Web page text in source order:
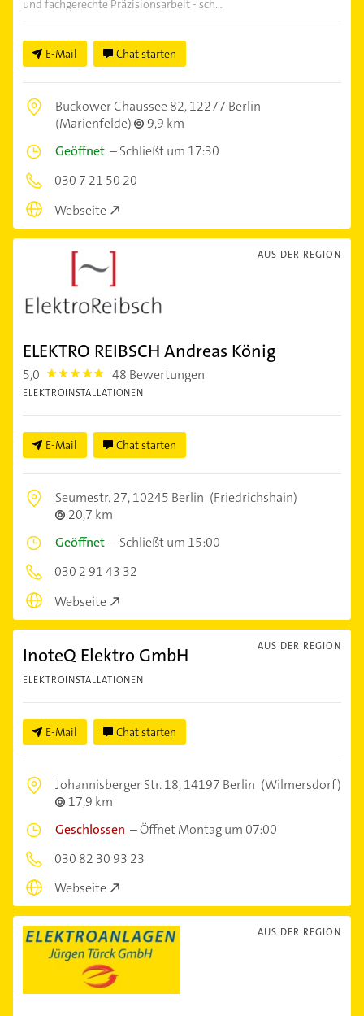
und fachgerechte Präzisionsarbeit - sch...
E-Mail Chat starten
Buckower Chaussee 82,12277 Berlin
(Marienfelde)
9,9 km
Geöffnet –Schließt um 17:30
030 7 21 50 20
Webseite
AUS DER REGION
ELEKTRO REIBSCH Andreas König
5,0 5.0 48 Bewertungen
ELEKTROINSTALLATIONEN
E-Mail Chat starten
Seumestr. 27,10245 Berlin (Friedrichshain)
20,7 km
Geöffnet –Schließt um 15:00
030 2 91 43 32
Webseite
AUS DER REGION
InoteQ Elektro GmbH
ELEKTROINSTALLATIONEN
E-Mail Chat starten
Johannisberger Str. 18,14197 Berlin (Wilmersdorf)
17,9 km
Geschlossen –Öffnet Montag um 07:00
030 82 30 93 23
Webseite
AUS DER REGION